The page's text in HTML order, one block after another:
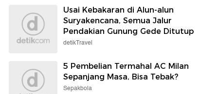
Usai Kebakaran di Alun-alun
Suryakencana, Semua Jalur
Pendakian Gunung Gede Ditutup
detikTravel
5 Pembelian Termahal AC Milan
Sepanjang Masa, Bisa Tebak?
Sepakbola